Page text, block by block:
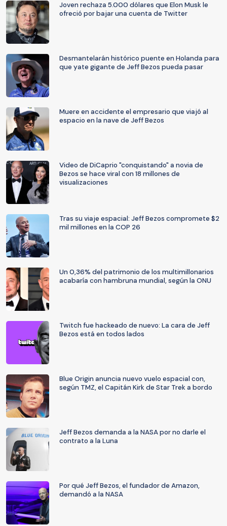
Joven rechaza 5.000 dólares que Elon Musk le
ofreció por bajar una cuenta de Twitter
Desmantelarán histórico puente en Holanda para
que yate gigante de Jeff Bezos pueda pasar
Muere en accidente el empresario que viajó al
espacio en la nave de Jeff Bezos
Video de DiCaprio "conquistando" a novia de
Bezos se hace viral con 18 millones de
visualizaciones
Tras su viaje espacial: Jeff Bezos compromete $2
mil millones en la COP 26
Un 0,36% del patrimonio de los multimillonarios
acabaría con hambruna mundial, según la ONU
Twitch fue hackeado de nuevo: La cara de Jeff
Bezos está en todos lados
Blue Origin anuncia nuevo vuelo espacial con,
según TMZ, el Capitán Kirk de Star Trek a bordo
Jeff Bezos demanda a la NASA por no darle el
contrato a la Luna
Por qué Jeff Bezos, el fundador de Amazon,
demandó a la NASA